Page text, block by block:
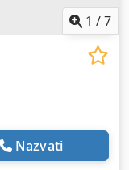
1 /7
Nazvati